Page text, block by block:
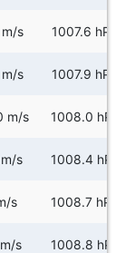
s 1007.6 hPa
s 1007.9 hPa
m/s 1008.0 hPa
s 1008.4 hPa
s 1008.7 hPa
s 1008.8 hPa